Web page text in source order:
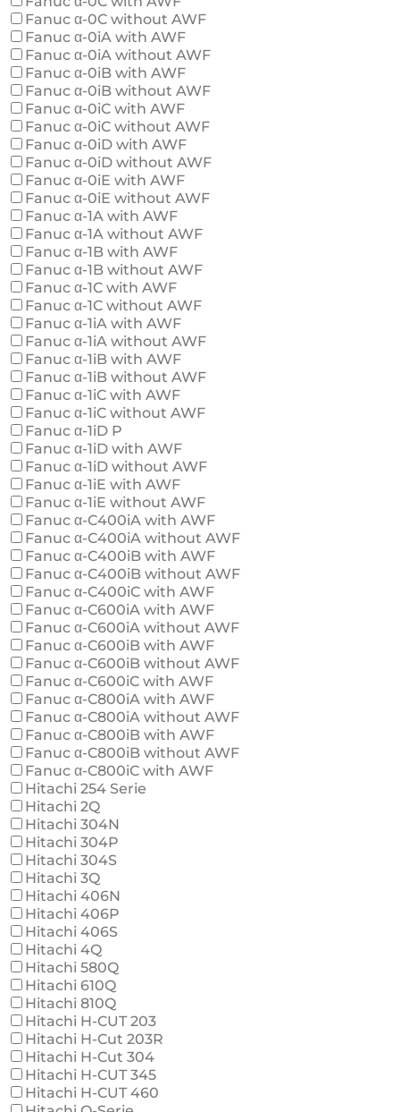
Fanuc α-0C without AWF
Fanuc α-0iA with AWF
Fanuc α-0iA without AWF
Fanuc α-0iB with AWF
Fanuc α-0iB without AWF
Fanuc α-0iC with AWF
Fanuc α-0iC without AWF
Fanuc α-0iD with AWF
Fanuc α-0iD without AWF
Fanuc α-0iE with AWF
Fanuc α-0iE without AWF
Fanuc α-1A with AWF
Fanuc α-1A without AWF
Fanuc α-1B with AWF
Fanuc α-1B without AWF
Fanuc α-1C with AWF
Fanuc α-1C without AWF
Fanuc α-1iA with AWF
Fanuc α-1iA without AWF
Fanuc α-1iB with AWF
Fanuc α-1iB without AWF
Fanuc α-1iC with AWF
Fanuc α-1iC without AWF
Fanuc α-1iD P
Fanuc α-1iD with AWF
Fanuc α-1iD without AWF
Fanuc α-1iE with AWF
Fanuc α-1iE without AWF
Fanuc α-C400iA with AWF
Fanuc α-C400iA without AWF
Fanuc α-C400iB with AWF
Fanuc α-C400iB without AWF
Fanuc α-C400iC with AWF
Fanuc α-C600iA with AWF
Fanuc α-C600iA without AWF
Fanuc α-C600iB with AWF
Fanuc α-C600iB without AWF
Fanuc α-C600iC with AWF
Fanuc α-C800iA with AWF
Fanuc α-C800iA without AWF
Fanuc α-C800iB with AWF
Fanuc α-C800iB without AWF
Fanuc α-C800iC with AWF
Hitachi 254 Serie
Hitachi 2Q
Hitachi 304N
Hitachi 304P
Hitachi 304S
Hitachi 3Q
Hitachi 406N
Hitachi 406P
Hitachi 406S
Hitachi 4Q
Hitachi 580Q
Hitachi 610Q
Hitachi 810Q
Hitachi H-CUT 203
Hitachi H-Cut 203R
Hitachi H-Cut 304
Hitachi H-CUT 345
Hitachi H-CUT 460